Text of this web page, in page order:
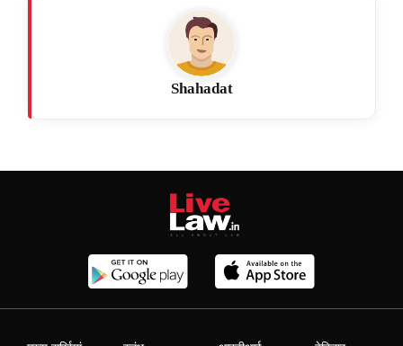
Shahadat